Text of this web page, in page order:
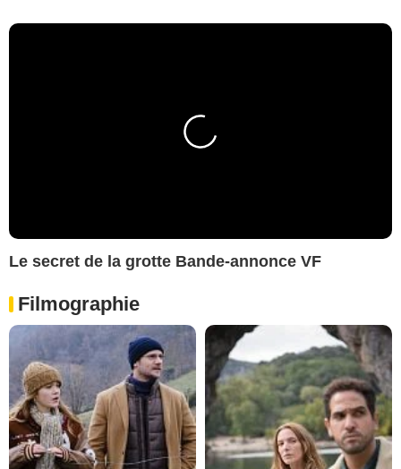
Le secret de la grotte Bande-annonce VF
Filmographie